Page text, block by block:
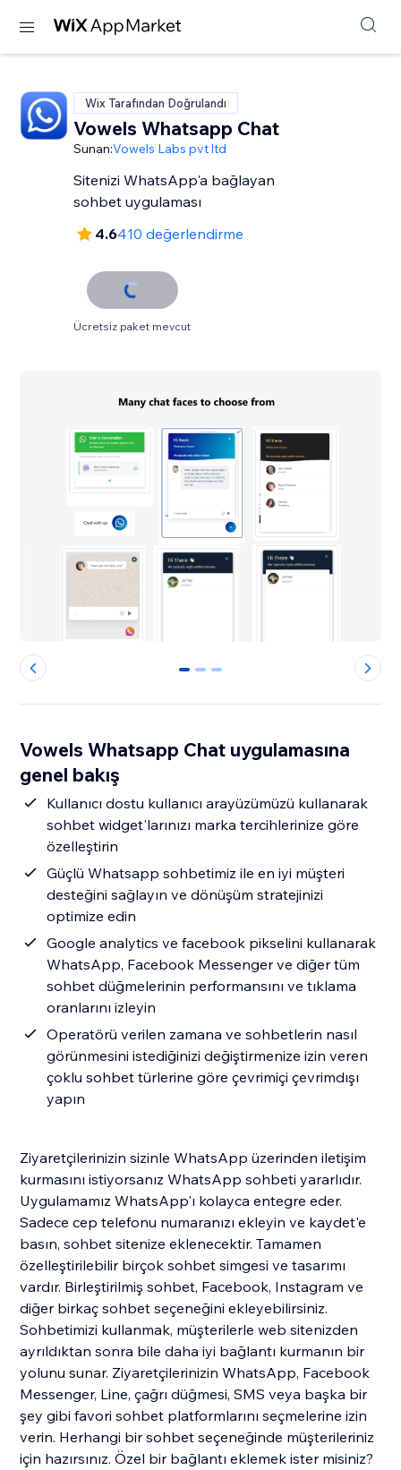
Wix Tarafından Doğrulandı
Vowels Whatsapp Chat
Sunan:Vowels Labs pvt ltd
Sitenizi WhatsApp'a bağlayan
sohbet uygulaması
4.6410 değerlendirme
Ücretsiz paket mevcut
0 1 2
Vowels Whatsapp Chat uygulamasına
genel bakış
Kullanıcı dostu kullanıcı arayüzümüzü kullanarak
sohbet widget'larınızı marka tercihlerinize göre
özelleştirin
Güçlü Whatsapp sohbetimiz ile en iyi müşteri
desteğini sağlayın ve dönüşüm stratejinizi
optimize edin
Google analytics ve facebook pikselini kullanarak
WhatsApp, Facebook Messenger ve diğer tüm
sohbet düğmelerinin performansını ve tıklama
oranlarını izleyin
Operatörü verilen zamana ve sohbetlerin nasıl
görünmesini istediğinizi değiştirmenize izin veren
çoklu sohbet türlerine göre çevrimiçi çevrimdışı
yapın
Ziyaretçilerinizin sizinle WhatsApp üzerinden iletişim
kurmasını istiyorsanız WhatsApp sohbeti yararlıdır.
Uygulamamız WhatsApp'ı kolayca entegre eder.
Sadece cep telefonu numaranızı ekleyin ve kaydet'e
basın, sohbet sitenize eklenecektir. Tamamen
özelleştirilebilir birçok sohbet simgesi ve tasarımı
vardır. Birleştirilmiş sohbet, Facebook, Instagram ve
diğer birkaç sohbet seçeneğini ekleyebilirsiniz.
Sohbetimizi kullanmak, müşterilerle web sitenizden
ayrıldıktan sonra bile daha iyi bağlantı kurmanın bir
yolunu sunar. Ziyaretçilerinizin WhatsApp, Facebook
Messenger, Line, çağrı düğmesi, SMS veya başka bir
şey gibi favori sohbet platformlarını seçmelerine izin
verin. Herhangi bir sohbet seçeneğinde müşterileriniz
için hazırsınız. Özel bir bağlantı eklemek ister misiniz?